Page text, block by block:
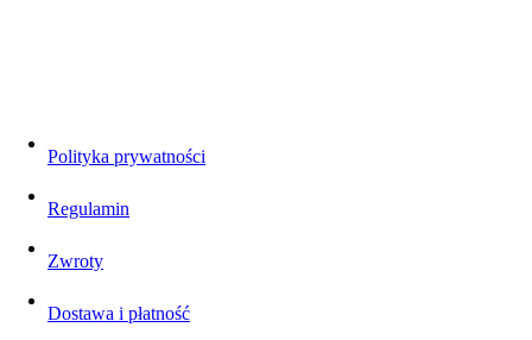
Polityka prywatności
Regulamin
Zwroty
Dostawa i płatność